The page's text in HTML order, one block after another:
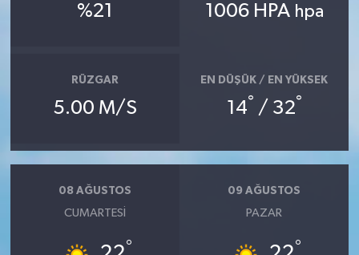
%21 1006 HPA hpa
RÜZGAR
5.00 M/S
EN DÜŞÜK / EN YÜKSEK
14° / 32°
08 AĞUSTOS
CUMARTESI
°
09 AĞUSTOS
PAZAR
°